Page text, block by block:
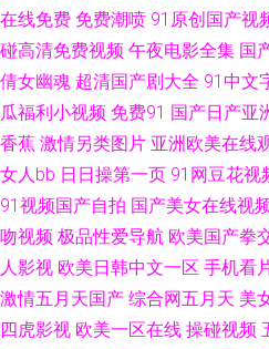
典久久 爱爱打泡影院 色婷婷五月天AV综
福利偷拍的 久草视频好吊日综合色 欧美
激情视频 影音先锋红桃资源 国产精品视
天美麻豆蜜桃传媒 色女人的天堂网 AV
利精品一 伊人五月香蕉 国产群pav 91n
在线免费 免费潮喷 91原创国产视
碰高清免费视频 午夜电影全集 国
倩女幽魂 超清国产剧大全 91中文
瓜福利小视频 免费91 国产日产亚
香蕉 激情另类图片 亚洲欧美在线
女人bb 日日操第一页 91网豆花视
91视频国产自拍 国产美女在线视
吻视频 极品性爱导航 欧美国产拳
人影视 欧美日韩中文一区 手机看
激情五月天国产 综合网五月天 美
四虎影视 欧美一区在线 操碰视频